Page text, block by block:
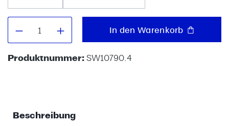
Produkt Anzahl: Gib denIn den Warenkorb
Produktnummer:SW10790.4
Beschreibung